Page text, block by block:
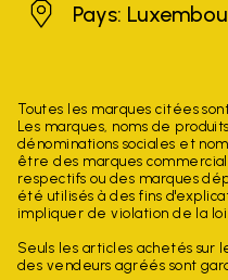
Luxembourg
Pays:
Toutes les marques citées
Les marques, noms de
dénominations sociales et
être des marques
respectifs ou des marques
été utilisés à des fins
impliquer de violation de la loi
Seuls les articles achetés sur
des vendeurs agréés sont